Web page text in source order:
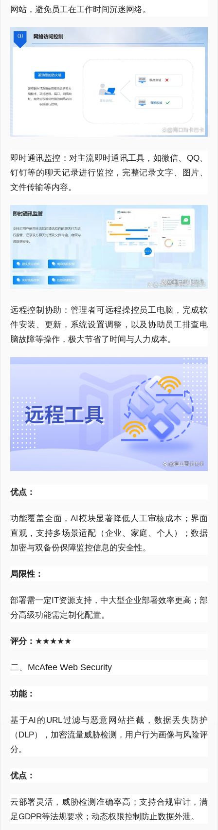
网站，避免员工在工作时间沉迷网络。
即时通讯监控：对主流即时通讯工具，如微信、 QQ、
钉钉等的聊天记录进行监控，完整记录文字、图片、
文件传输等内容。
远程控制协助：管理者可远程操控员工电脑，完成软
件安装、更新，系统设置调整，以及协助员工排查电
脑故障等操作，极大节省了时间与人力成本。
优点：
功能覆盖全面，AI模块显著降低人工审核成本；界面
直观，支持多场景适配（企业、家庭、个人）；数据
加密与双备份保障监控信息的安全性。
局限性：
部署需一定IT资源支持，中大型企业部署效率更高；部
分高级功能需定制化配置。
评分： ★★★★★
二、McAfee Web Security
功能：
基于AI 的 URL过滤与恶意网站拦截，数据丢失防护
（DLP），加密流量威胁检测，用户行为画像与风险评
分。
优点：
云部署灵活，威胁检测准确率高；支持合规审计，满
足GDPR等法规要求；动态权限控制防止数据外泄。